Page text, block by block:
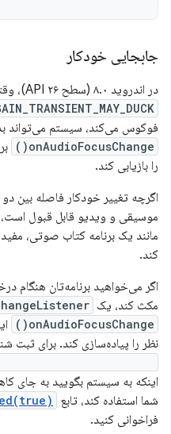
جابجایی خودکار
در اندروید ۸.۰ (سطح API ۲۶)، وقتی برنامه‌ی دیگری با
فوکوس می‌کند، سیستم می‌تواند
onAudioFocusChange()
را بازیابی کند.
اگرچه تغییر خودکار فاصله بین
موسیقی و ویدیو قابل قبول
مانند یک برنامه کتاب صوتی،
کند.
اگر می‌خواهید برنامه‌تان هنگام
مکث کند، یک
onAudioFocusChange()
نظر را پیاده‌سازی کند. برای ثبت
اینکه به سیستم بگویید به جای
شما استفاده کند، تابع
فراخوانی کنید.